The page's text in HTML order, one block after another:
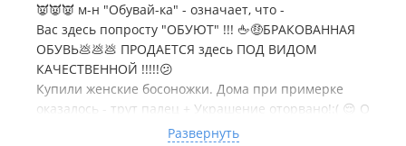
👿👿👿 м-н "Обувай-ка" - означает, что -
Вас здесь попросту "ОБУЮТ" !!! 🖕🤑БРАКОВАННАЯ
ОБУВЬ💩💩💩 ПРОДАЕТСЯ здесь ПОД ВИДОМ
КАЧЕСТВЕННОЙ !!!!!😕
Купили женские босоножки. Дома при примерке
оказалось - трут палец + Украшение оторвано!:( 😌 О
чем продавец НЕ сказал НИ слова при покупке!!!
Развернуть